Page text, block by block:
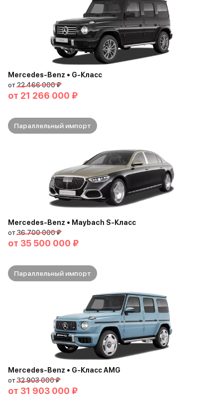
Mercedes-Benz • G-Класс
от22 466 000 ₽
от 21 266 000 ₽
Параллельный импорт
Mercedes-Benz • Maybach S-Класс
от36 700 000 ₽
от 35 500 000 ₽
Параллельный импорт
Mercedes-Benz • G-Класс AMG
от32 903 000 ₽
от 31 903 000 ₽